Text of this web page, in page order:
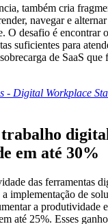
também cria
navegar e
O desafio é encontrar
suficientes para
de SaaS que
- Digital Workplace
trabalho
em até 30%
das ferramentas
implementação de
a produtividade
até 25%. Esses